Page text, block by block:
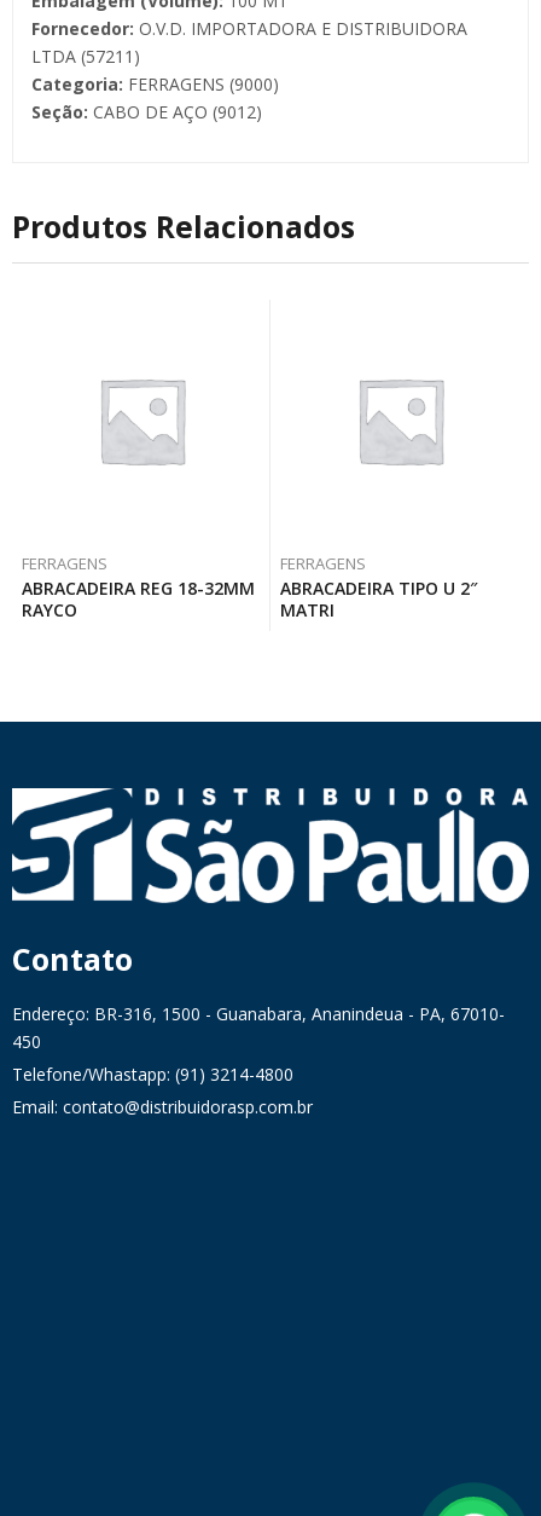
Fornecedor: O.V.D. IMPORTADORA E DISTRIBUIDORA
LTDA (57211)
Categoria: FERRAGENS (9000)
Seção: CABO DE AÇO (9012)
Produtos Relacionados
FERRAGENS
ABRACADEIRA REG 18-32MM
RAYCO
FERRAGENS
ABRACADEIRA TIPO U 2″
MATRI
Contato
Endereço: BR-316, 1500 - Guanabara, Ananindeua - PA, 67010-
450
Telefone/Whastapp: (91) 3214-4800
Email: contato@distribuidorasp.com.br